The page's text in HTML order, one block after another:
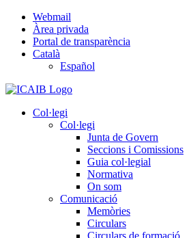
Skip
content
Webmail
Àrea privada
Portal de transparència
Català
Español
Col·legi
Col·legi
Junta de Govern
Seccions i Comissions
Guia col·legial
Normativa
On som
Comunicació
Memòries
Circulars
Circulars de formació